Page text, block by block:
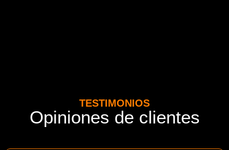
TESTIMONIOS
Opiniones de clientes